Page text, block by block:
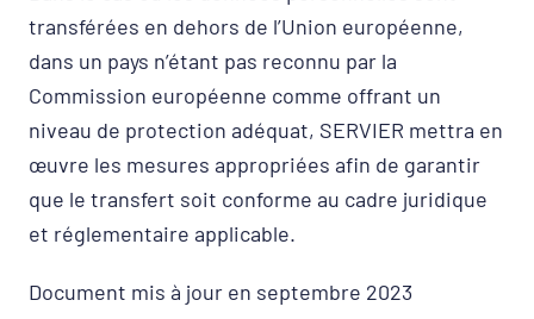
transférées en dehors de l’Union européenne,
dans un pays n’étant pas reconnu par la
Commission européenne comme offrant un
niveau de protection adéquat, SERVIER mettra en
œuvre les mesures appropriées afin de garantir
que le transfert soit conforme au cadre juridique
et réglementaire applicable.
Document mis à jour en septembre 2023